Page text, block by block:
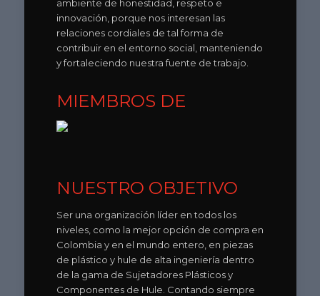
ambiente de honestidad, respeto e
innovación, porque nos interesan las
relaciones cordiales de tal forma de
contribuir en el entorno social, manteniendo
y fortaleciendo nuestra fuente de trabajo.
MIEMBROS DE
NUESTRO OBJETIVO
Ser una organización líder en todos los
niveles, como la mejor opción de compra en
Colombia y en el mundo entero, en piezas
de plástico y hule de alta ingeniería dentro
de la gama de Sujetadores Plásticos y
Componentes de Hule. Contando siempre